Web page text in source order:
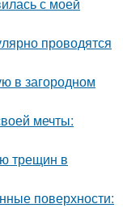
с моей
проводятся
в загородном
мечты:
трещин в
поверхности: